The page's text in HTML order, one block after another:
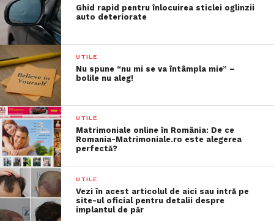
Ghid rapid pentru înlocuirea sticlei oglinzii
auto deteriorate
UTILE
Nu spune “nu mi se va întâmpla mie” –
bolile nu aleg!
UTILE
Matrimoniale online în România: De ce
Romania-Matrimoniale.ro este alegerea
perfectă?
UTILE
Vezi în acest articolul de aici sau intră pe
site-ul oficial pentru detalii despre
implantul de păr